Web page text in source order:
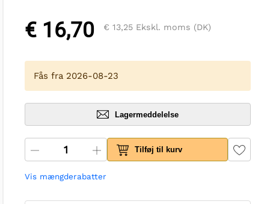
€ 16,70 € 13,25 Ekskl. moms (DK)
Fås fra 2026-08-23
Lagermeddelelse
Tilføj til kurv
Vis mængderabatter